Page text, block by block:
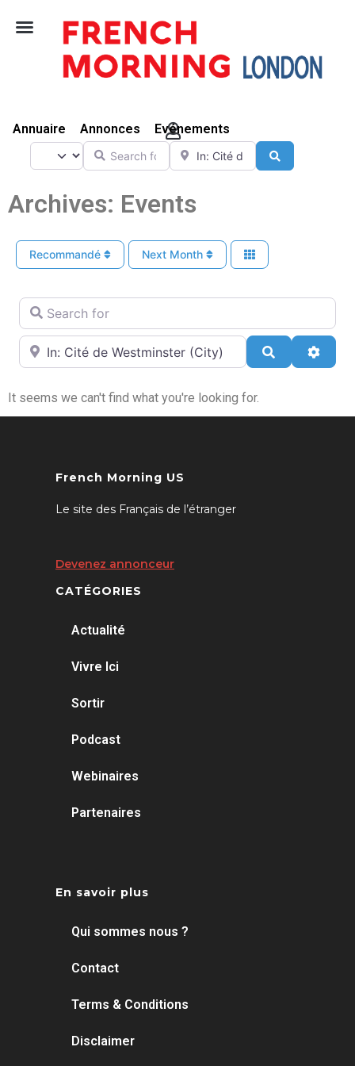
Annuaire Annonces Evénements
Select search type
Search for Near
Archives: Events
Recommandé Next Month
Search for
Near
Search
It seems we can't find what you're looking for.
French Morning US
Le site des Français de l’étranger
Devenez annonceur
CATÉGORIES
Actualité
Vivre Ici
Sortir
Podcast
Webinaires
Partenaires
En savoir plus
Qui sommes nous ?
Contact
Terms & Conditions
Disclaimer